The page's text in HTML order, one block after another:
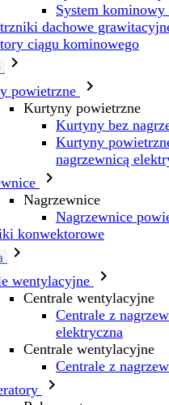
System
dachowe
ciągu kominowego

powietrzne 
Kurtyny powietrzne
Kurtyny bez
Kurtyny
nagrzewnicą

Nagrzewnice
Nagrzewnice
konwektorowe

wentylacyjne 
Centrale wentylacyjne
Centrale z
elektryczna
Centrale wentylacyjne
Centrale z
